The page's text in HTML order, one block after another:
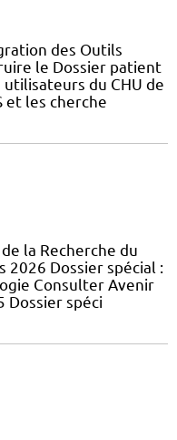
des Outils
le Dossier patient
du CHU de
et les cherche
la Recherche du
2026 Dossier spécial :
Consulter Avenir
Dossier spéci